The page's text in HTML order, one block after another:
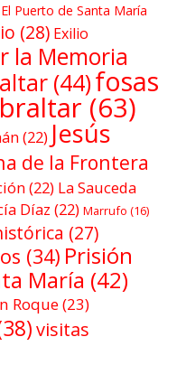
El Puerto de Santa María
(28) Exilio
la Memoria
(44)fosas
(63)
(22) Jesús
de la Frontera
(22) La Sauceda
Díaz (22) Marrufo (16)
(27)
(34) Prisión
María (42)
Roque(23)
visitas